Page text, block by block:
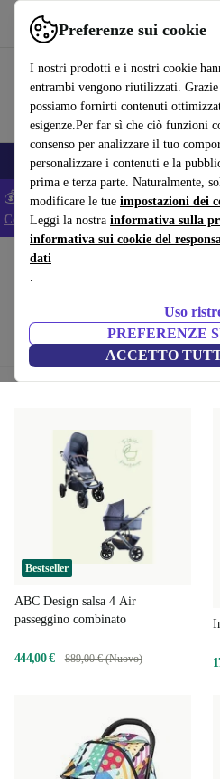
Preferenze sui cookie
I nostri prodotti e i nostri cookie
entrambi vengono riutilizzati.
possiamo fornirti contenuti
esigenze.Per far sì che ciò funzioni
consenso per analizzare il tuo
personalizzare i contenuti e la
prima e terza parte. Naturalmente,
modificare le tue impostazioni dei
Leggi la nostra informativa sulla
informativa sui cookie del
dati
.
Uso
PREFERENZE
ACCETTO
Usa refurbed in modo rapido e semplice
🎒 Back to school Smartphone
💰 Extra -5% su tutti gli
Condizioni
Home
Prezzo Brand Filtra
Bestseller
ABC Design salsa 4 Air
passeggino combinato
444,00 € 889,00 € (Nuovo)